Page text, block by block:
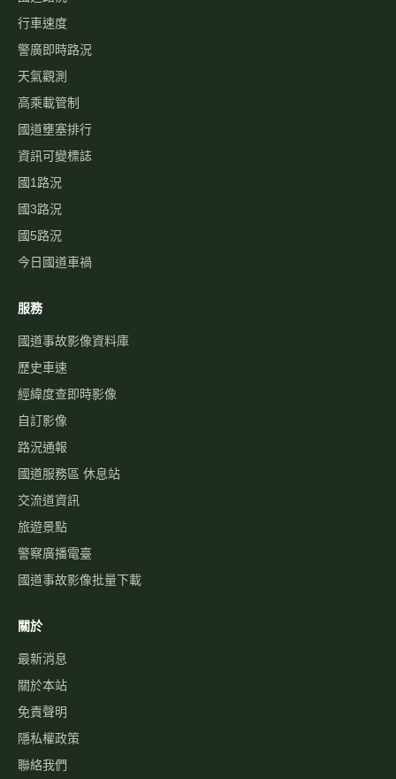
行車速度
警廣即時路況
天氣觀測
高乘載管制
國道壅塞排行
資訊可變標誌
國1路況
國3路況
國5路況
今日國道車禍
服務
國道事故影像資料庫
歷史車速
經緯度查即時影像
自訂影像
路況通報
國道服務區 休息站
交流道資訊
旅遊景點
警察廣播電臺
國道事故影像批量下載
關於
最新消息
關於本站
免責聲明
隱私權政策
聯絡我們